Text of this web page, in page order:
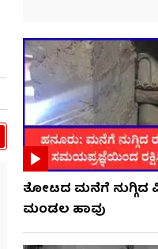
ತೋಟದ ಮನೆಗೆ ನುಗ್ಗಿದ
ಮಂಡಲ ಹಾವು